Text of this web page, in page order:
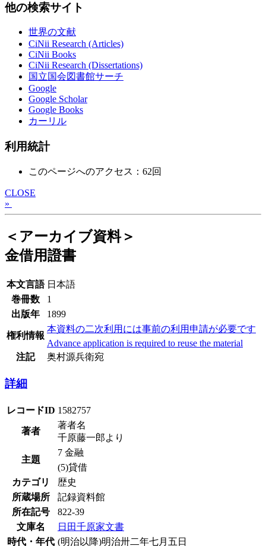
他の検索サイト
世界の文献
CiNii Research (Articles)
CiNii Books
CiNii Research (Dissertations)
国立国会図書館サーチ
Google
Google Scholar
Google Books
カーリル
利用統計
このページへのアクセス：62回
CLOSE
»
＜アーカイブ資料＞
金借用證書
本文言語 日本語
巻冊数
1
出版年
1899
権利情報
本資料の二次利用には事前の利用申請が必要です
Advance application is required to reuse the material
注記
奥村源兵衛宛
詳細
レコードID 1582757
著者
著者名
千原藤一郎より
主題
7 金融
(5)貸借
カテゴリ
歴史
所蔵場所
記録資料館
所在記号
822-39
文庫名
日田千原家文書
時代・年代 (明治以降)明治卅二年七月五日